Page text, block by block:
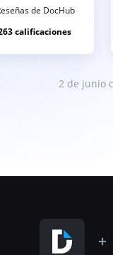
de DocHub
calificaciones
2 de junio